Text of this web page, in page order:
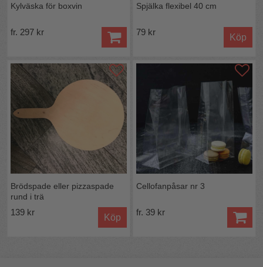
Kylväska för boxvin
fr. 297 kr
Spjälka flexibel 40 cm
79 kr
Köp
Brödspade eller pizzaspade
rund i trä
139 kr
Köp
Cellofanpåsar nr 3
fr. 39 kr